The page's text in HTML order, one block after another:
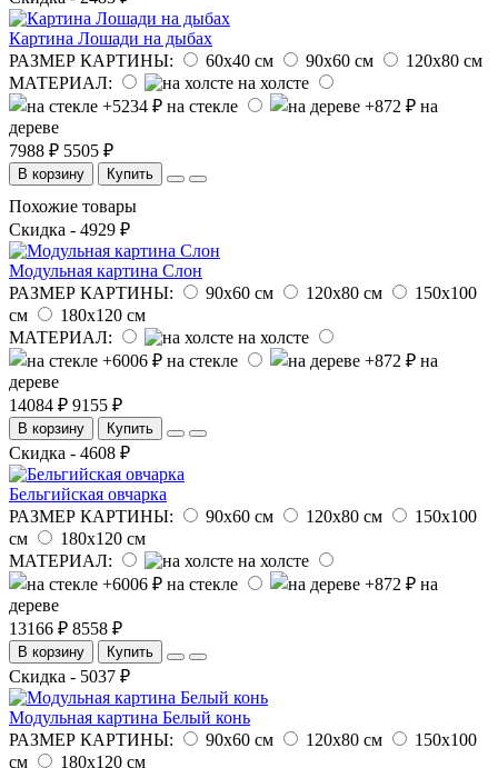
Картина Лошади на дыбах
РАЗМЕР КАРТИНЫ:
60х40 см 90х60 см
120х80 см
МАТЕРИАЛ:
на холсте
на стекле
на
дереве
7988 ₽ 5505 ₽
В корзину Купить
Похожие товары
Скидка - 4929 ₽
Модульная картина Слон
РАЗМЕР КАРТИНЫ:
90х60 см 120х80 см
150х100
см
180х120 см
МАТЕРИАЛ:
на холсте
на стекле
на
дереве
14084 ₽ 9155 ₽
В корзину Купить
Скидка - 4608 ₽
Бельгийская овчарка
РАЗМЕР КАРТИНЫ:
90х60 см 120х80 см
150х100
см
180х120 см
МАТЕРИАЛ:
на холсте
на стекле
на
дереве
13166 ₽ 8558 ₽
В корзину Купить
Скидка - 5037 ₽
Модульная картина Белый конь
РАЗМЕР КАРТИНЫ:
90х60 см 120х80 см
150х100
см
180х120 см